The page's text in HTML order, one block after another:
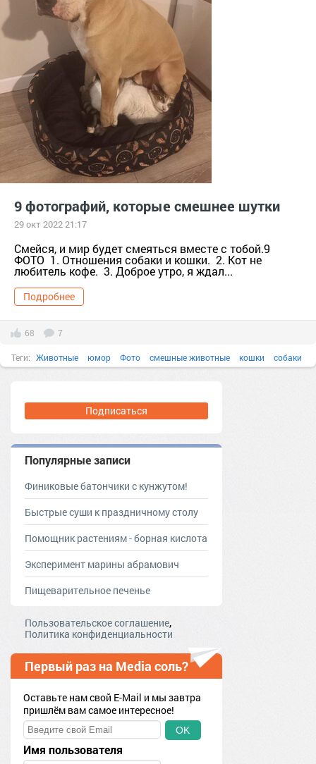
9 фотографий, которые смешнее шутки
29 окт 2022 21:17
Смейся, и мир будет смеяться вместе с тобой.9
ФОТО 1. Отношения собаки и кошки. 2. Кот не
любитель кофе. 3. Доброе утро, я ждал...
Подробнее
68 7
Теги: Животные юмор Фото смешные животные кошки собаки
Подписаться
Популярные записи
Финиковые батончики с кунжутом!
Быстрые суши к праздничному столу
Помощник растениям - борная кислота
Эксперимент марины абрамович
Пищеварительное печенье
Пользовательское соглашение,
Политика конфиденциальности
Первый раз на Media соль?
Оставьте нам свой E-Mail и мы завтра
пришлём вам самое интересное!
OK
Имя пользователя